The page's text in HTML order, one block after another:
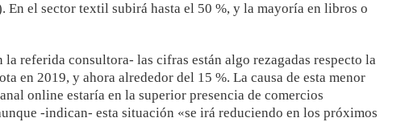
En el sector textil subirá hasta el 50 %, y la mayoría en libros o
la referida consultora- las cifras están algo rezagadas respecto la
en 2019, y ahora alrededor del 15 %. La causa de esta menor
online estaría en la superior presencia de comercios
-indican- esta situación «se irá reduciendo en los próximos